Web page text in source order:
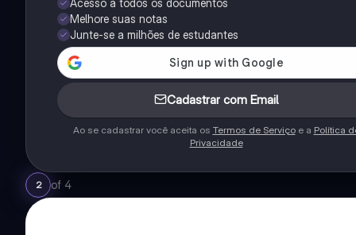
Melhore suas notas
Junte-se a milhões de estudantes
Cadastrar com Email
Ao se cadastrar você aceita os Termos de Serviçoe a Política
Privacidade
2 of 4